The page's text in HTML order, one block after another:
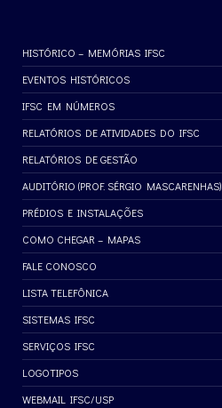
HISTÓRICO – MEMÓRIAS IFSC
EVENTOS HISTÓRICOS
IFSC EM NÚMEROS
RELATÓRIOS DE ATIVIDADES DO IFSC
RELATÓRIOS DE GESTÃO
AUDITÓRIO (PROF. SÉRGIO MASCARENHAS)
PRÉDIOS E INSTALAÇÕES
COMO CHEGAR – MAPAS
FALE CONOSCO
LISTA TELEFÔNICA
SISTEMAS IFSC
SERVIÇOS IFSC
LOGOTIPOS
WEBMAIL IFSC/USP